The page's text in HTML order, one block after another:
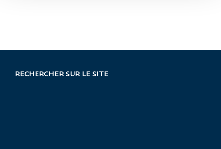
RECHERCHER SUR LE SITE